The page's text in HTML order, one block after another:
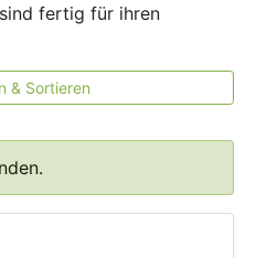
fertig für ihren
& Sortieren